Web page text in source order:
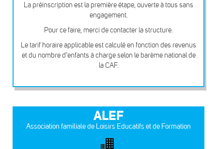
La préinscription est la première étape, ouverte à tous sans
engagement.
Pour ce faire, merci de contacter la structure.
Le tarif horaire applicable est calculé en fonction des revenus
et du nombre d’enfants à charge selon le barème national de
la CAF.
ALEF
Association familiale de Loisirs Educatifs et de Formation